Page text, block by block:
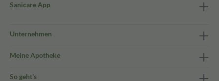
Sanicare App
Unternehmen
Meine Apotheke
So geht's